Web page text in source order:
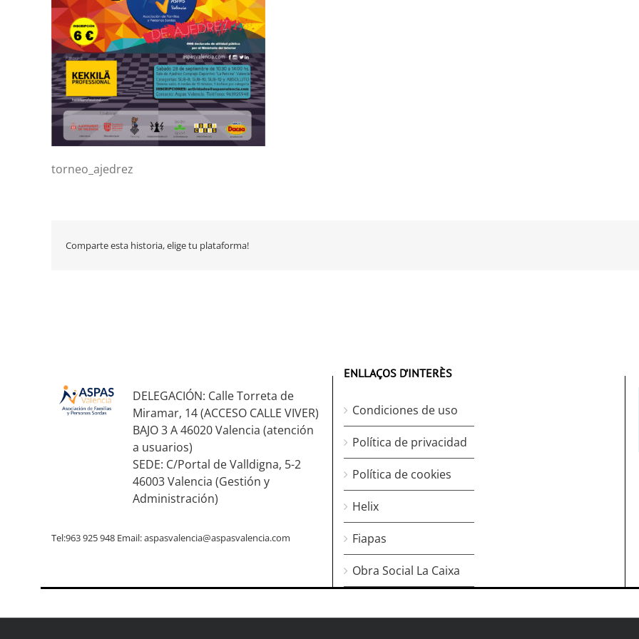
torneo_ajedrez
Comparte esta historia, elige tu plataforma!
DELEGACIÓN: Calle Torreta de
Miramar, 14 (ACCESO CALLE VIVER)
BAJO 3 A 46020 Valencia (atención
a usuarios)
SEDE: C/Portal de Valldigna, 5-2
46003 Valencia (Gestión y
Administración)
Tel:963 925 948 Email:aspasvalencia@aspasvalencia.com
ENLLAÇOS D’INTERÈS
Condiciones de uso
Política de privacidad
Política de cookies
Helix
Fiapas
Obra Social La Caixa